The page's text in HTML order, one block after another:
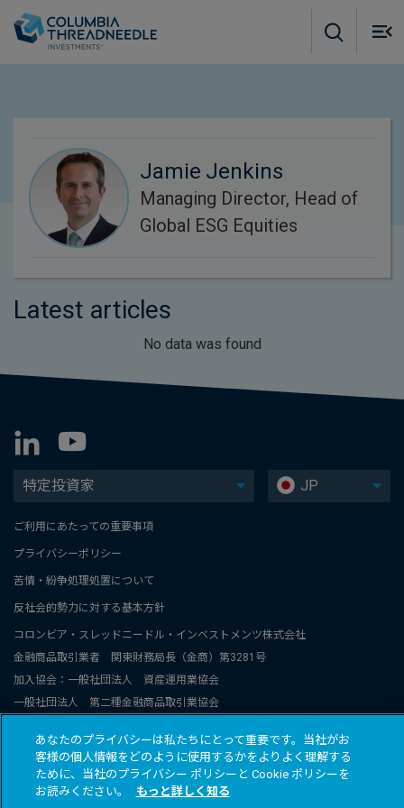
Jamie Jenkins
Managing Director, Head of
Global ESG Equities
Latest articles
No data was found
特定投資家 JP
ご利用にあたっての重要事項
プライバシーポリシー
苦情・紛争処理処置について
反社会的勢力に対する基本方針
コロンビア・スレッドニードル・インベストメンツ株式会社
金融商品取引業者 関東財務局長（金商）第3281号
加入協会：一般社団法人 資産運用業協会
一般社団法人 第二種金融商品取引業協会
スレッドニードル関連グループ会社のグローバルブランド名称です。
© 2026 COLUMBIA THREADNEEDLE INVESTMENTS JAPAN CO., Ltd.
All rights reserved.
あなたのプライバシーは私たちにとって重要です。当社がお
客様の個人情報をどのように使用するかをよりよく理解する
ために、当社のプライバシー ポリシーと Cookie ポリシーを
お読みください。
もっと詳しく知る